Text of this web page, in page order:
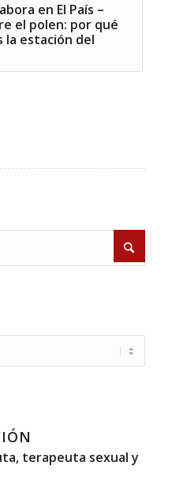
en El País –
el polen: por qué
la estación del
terapeuta sexual y